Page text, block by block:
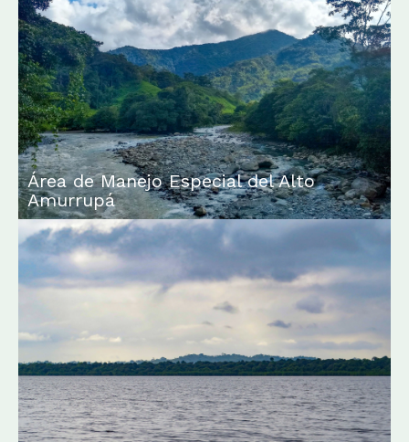
Área de Manejo Especial del Alto
Amurrupá